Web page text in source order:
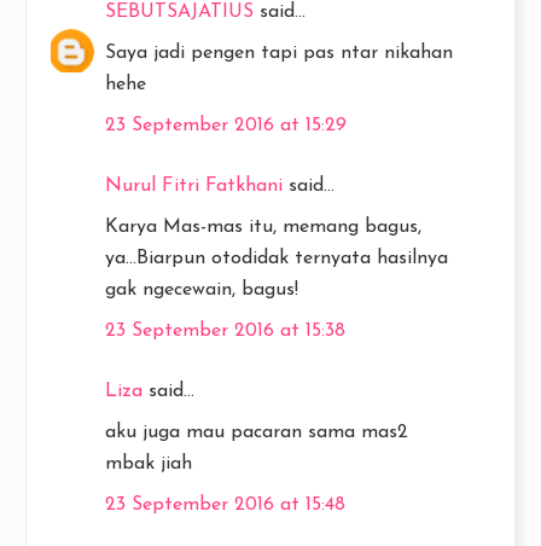
SEBUTSAJATIUS said...
Saya jadi pengen tapi pas ntar nikahan
hehe
23 September 2016 at 15:29
Nurul Fitri Fatkhani said...
Karya Mas-mas itu, memang bagus,
ya...Biarpun otodidak ternyata hasilnya
gak ngecewain, bagus!
23 September 2016 at 15:38
Liza said...
aku juga mau pacaran sama mas2
mbak jiah
23 September 2016 at 15:48